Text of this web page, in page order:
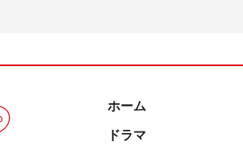
ホーム
ドラマ